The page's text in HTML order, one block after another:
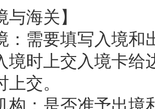
与海关】
需要填写入境和
境时上交入境卡给
交。
：是否准予出境